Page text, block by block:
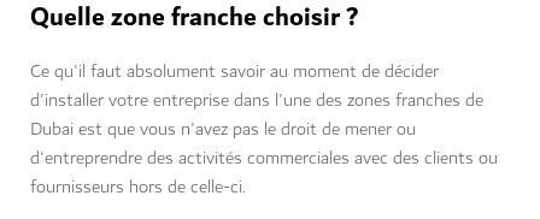
Quelle zone franche choisir ?
Ce qu'il faut absolument savoir au moment de décider
d'installer votre entreprise dans l'une des zones franches de
Dubai est que vous n'avez pas le droit de mener ou
d'entreprendre des activités commerciales avec des clients ou
fournisseurs hors de celle-ci.